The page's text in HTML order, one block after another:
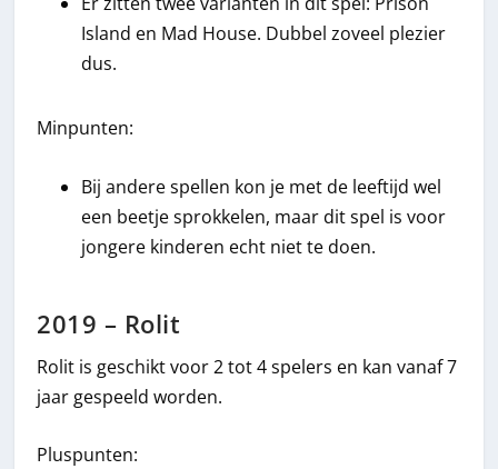
Island en Mad House. Dubbel zoveel plezier
dus.
Minpunten:
Bij andere spellen kon je met de leeftijd wel
een beetje sprokkelen, maar dit spel is voor
jongere kinderen echt niet te doen.
2019 – Rolit
Rolit is geschikt voor 2 tot 4 spelers en kan vanaf 7
jaar gespeeld worden.
Pluspunten: